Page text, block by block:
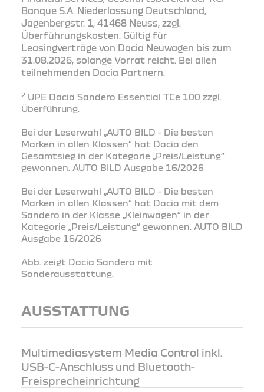
Banque S.A. Niederlassung Deutschland,
Jagenbergstr. 1, 41468 Neuss, zzgl.
Überführungskosten. Gültig für
Leasingverträge von Dacia Neuwagen bis zum
31.08.2026, solange Vorrat reicht. Bei allen
teilnehmenden Dacia Partnern.
2 UPE Dacia Sandero Essential TCe 100 zzgl.
Überführung.
Bei der Leserwahl „AUTO BILD - Die besten
Marken in allen Klassen“ hat Dacia den
Gesamtsieg in der Kategorie „Preis/Leistung“
gewonnen. AUTO BILD Ausgabe 16/2026
Bei der Leserwahl „AUTO BILD - Die besten
Marken in allen Klassen“ hat Dacia mit dem
Sandero in der Klasse „Kleinwagen“ in der
Kategorie „Preis/Leistung“ gewonnen. AUTO BILD
Ausgabe 16/2026
Abb. zeigt Dacia Sandero mit
Sonderausstattung.
AUSSTATTUNG
Multimediasystem Media Control inkl.
USB-C-Anschluss und Bluetooth-
Freisprecheinrichtung